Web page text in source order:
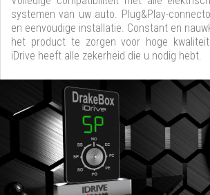
systemen van uw auto. Plug&Play-
en eenvoudige installatie. Constant en
het product te zorgen voor hoge
iDrive heeft alle zekerheid die u nodig hebt.